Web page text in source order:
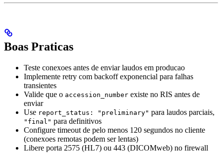
Boas Praticas
Teste conexoes antes de enviar laudos em producao
Implemente retry com backoff exponencial para falhas
transientes
Valide que o accession_number existe no RIS antes de
enviar
Use report_status: "preliminary" para laudos parciais,
"final" para definitivos
Configure timeout de pelo menos 120 segundos no cliente
(conexoes remotas podem ser lentas)
Libere porta 2575 (HL7) ou 443 (DICOMweb) no firewall